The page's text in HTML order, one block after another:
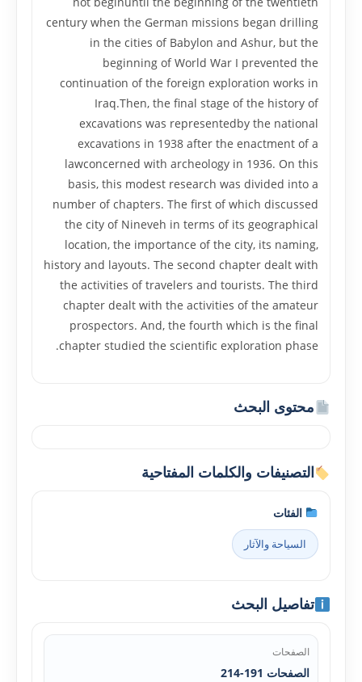
century when the German missions began drilling
in the cities of Babylon and Ashur, but the
beginning of World War I prevented the
continuation of the foreign exploration works in
Iraq.Then, the final stage of the history of
excavations was representedby the national
excavations in 1938 after the enactment of a
lawconcerned with archeology in 1936. On this
basis, this modest research was divided into a
number of chapters. The first of which discussed
the city of Nineveh in terms of its geographical
location, the importance of the city, its naming,
history and layouts. The second chapter dealt with
the activities of travelers and tourists. The third
chapter dealt with the activities of the amateur
prospectors. And, the fourth which is the final
chapter studied the scientific exploration phase.
محتوى البحث
التصنيفات والكلمات المفتاحية
الفئات
السياحة والآثار
تفاصيل البحث
الصفحات
الصفحات 191-214